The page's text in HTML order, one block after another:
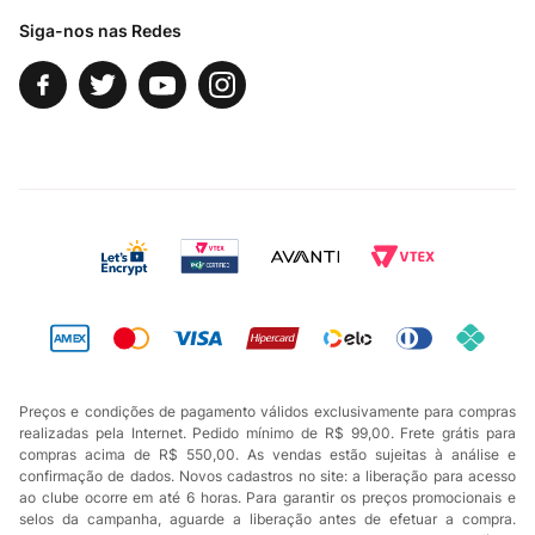
Siga-nos nas Redes
Preços e condições de pagamento válidos exclusivamente para compras
realizadas pela Internet. Pedido mínimo de R$ 99,00. Frete grátis para
compras acima de R$ 550,00. As vendas estão sujeitas à análise e
confirmação de dados. Novos cadastros no site: a liberação para acesso
ao clube ocorre em até 6 horas. Para garantir os preços promocionais e
selos da campanha, aguarde a liberação antes de efetuar a compra.